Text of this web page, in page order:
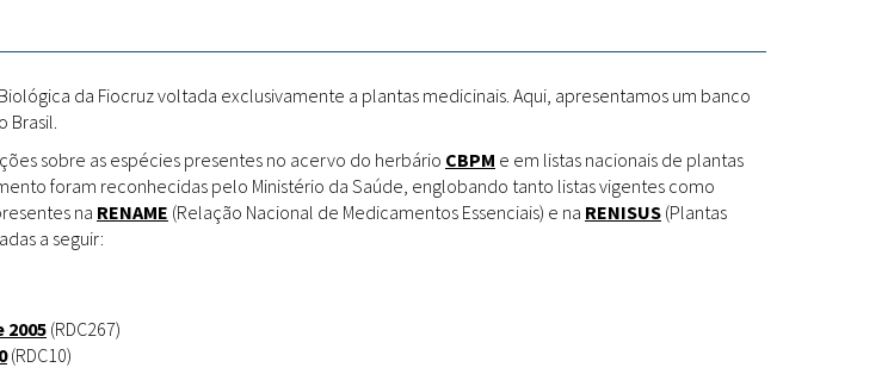
Sanitárias
Políticas
Metodologias
Farmácias Vivas
Medicinais
Conceitos
da Fiocruz voltada exclusivamente a plantas medicinais. Aqui, apresentamos um banco
Brasil.
sobre as espécies presentes no acervo do herbário CBPM e em listas nacionais de plantas
foram reconhecidas pelo Ministério da Saúde, englobando tanto listas vigentes como
na RENAME (Relação Nacional de Medicamentos Essenciais) e na RENISUS (Plantas
a seguir:
2005 (RDC267)
(RDC10)